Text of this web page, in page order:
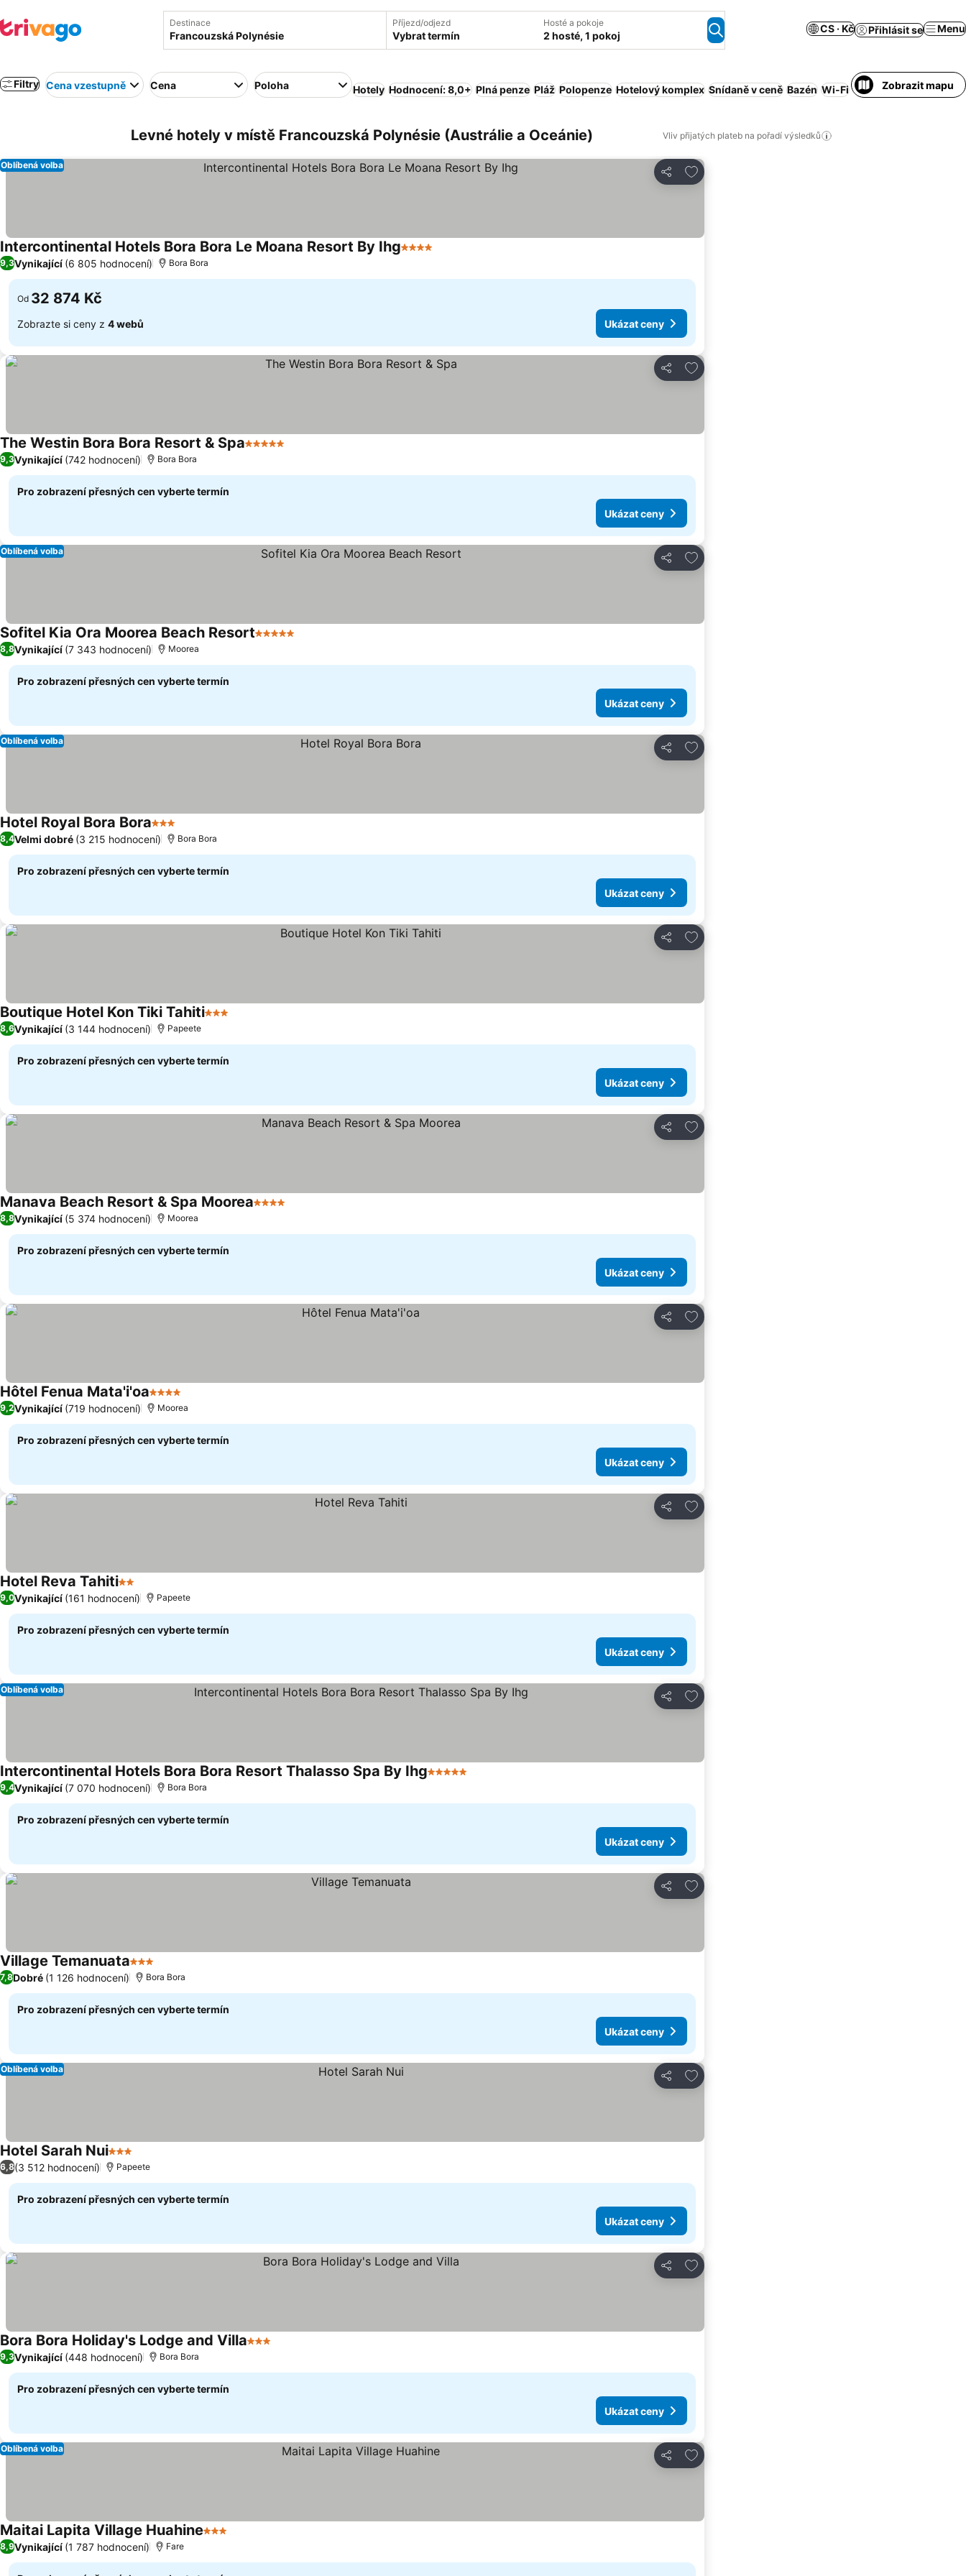
Destinace Příjezd/odjezd
Vybrat termín
Hosté a pokoje
2 hosté, 1 pokoj
CS · Kč Přihlásit se Menu
Filtry Cena vzestupně Cena Poloha Hotely Hodnocení: 8,0+ Plná penze Pláž Polopenze Hotelový komplex Snídaně v ceně Bazén Wi-Fi Obsluhovaný
Zobrazit mapu
Levné hotely v místě Francouzská Polynésie (Austrálie a Oceánie) Vliv přijatých plateb na pořadí výsledků
Sdílet
Přidat na seznam oblíbených hotelů
Oblíbená volba
Intercontinental Hotels Bora Bora Le Moana Resort By Ihg4 Počet hvězdiček
9,3Vynikající (6 805 hodnocení) Bora Bora
Od 32 874 Kč
Zobrazte si ceny z 4 webů Ukázat ceny
Sdílet
Přidat na seznam oblíbených hotelů
The Westin Bora Bora Resort & Spa5 Počet hvězdiček
9,3Vynikající (742 hodnocení) Bora Bora
Pro zobrazení přesných cen vyberte termín
Ukázat ceny
Sdílet
Přidat na seznam oblíbených hotelů
Oblíbená volba
Sofitel Kia Ora Moorea Beach Resort5 Počet hvězdiček
8,8Vynikající (7 343 hodnocení) Moorea
Pro zobrazení přesných cen vyberte termín
Ukázat ceny
Sdílet
Přidat na seznam oblíbených hotelů
Oblíbená volba
Hotel Royal Bora Bora3 Počet hvězdiček
8,4Velmi dobré (3 215 hodnocení) Bora Bora
Pro zobrazení přesných cen vyberte termín
Ukázat ceny
Sdílet
Přidat na seznam oblíbených hotelů
Boutique Hotel Kon Tiki Tahiti3 Počet hvězdiček
8,6Vynikající (3 144 hodnocení) Papeete
Pro zobrazení přesných cen vyberte termín
Ukázat ceny
Sdílet
Přidat na seznam oblíbených hotelů
Manava Beach Resort & Spa Moorea4 Počet hvězdiček
8,8Vynikající (5 374 hodnocení) Moorea
Pro zobrazení přesných cen vyberte termín
Ukázat ceny
Sdílet
Přidat na seznam oblíbených hotelů
Hôtel Fenua Mata'i'oa4 Počet hvězdiček
9,2Vynikající (719 hodnocení) Moorea
Pro zobrazení přesných cen vyberte termín
Ukázat ceny
Sdílet
Přidat na seznam oblíbených hotelů
Hotel Reva Tahiti2 Počet hvězdiček
Ukázat ceny
9,0Vynikající (161 hodnocení) Papeete
Pro zobrazení přesných cen vyberte termín
Ukázat ceny
Sdílet
Přidat na seznam oblíbených hotelů
Oblíbená volba
Intercontinental Hotels Bora Bora Resort Thalasso Spa By Ihg5 Počet hvězdiček
9,4Vynikající (7 070 hodnocení) Bora Bora
Pro zobrazení přesných cen vyberte termín
Ukázat ceny
Sdílet
Přidat na seznam oblíbených hotelů
Village Temanuata3 Počet hvězdiček
7,8Dobré (1 126 hodnocení) Bora Bora
Pro zobrazení přesných cen vyberte termín
Ukázat ceny
Sdílet
Přidat na seznam oblíbených hotelů
Oblíbená volba
Hotel Sarah Nui3 Počet hvězdiček
6,8(3 512 hodnocení) Papeete
Pro zobrazení přesných cen vyberte termín
Ukázat ceny
Sdílet
Přidat na seznam oblíbených hotelů
Bora Bora Holiday's Lodge and Villa3 Počet hvězdiček
9,3Vynikající (448 hodnocení) Bora Bora
Pro zobrazení přesných cen vyberte termín
Ukázat ceny
Sdílet
Přidat na seznam oblíbených hotelů
Oblíbená volba
Maitai Lapita Village Huahine3 Počet hvězdiček
8,9Vynikající (1 787 hodnocení) Fare